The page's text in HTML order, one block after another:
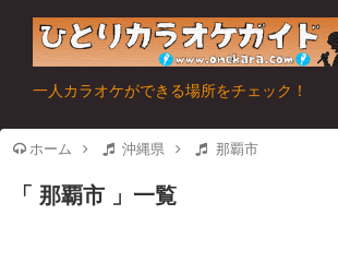
一人カラオケができる場所をチェック！
ホーム 沖縄県 那覇市
那覇市 一覧